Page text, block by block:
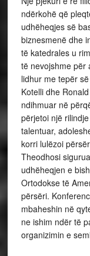
ndërkohë që
udhëheqjes së
biznesmenë dhe
të katedrales u
të nevojshme për
lidhur me tepër
Kotelli dhe
ndihmuar në
përjetoi një
talentuar,
korri lulëzoi
Theodhosi
udhëheqjen e
Ortodokse të
përsëri.
mbaheshin në
ne ishim ndër të
organizimin e